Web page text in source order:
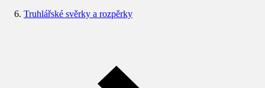
Truhlářské svěrky a rozpěrky